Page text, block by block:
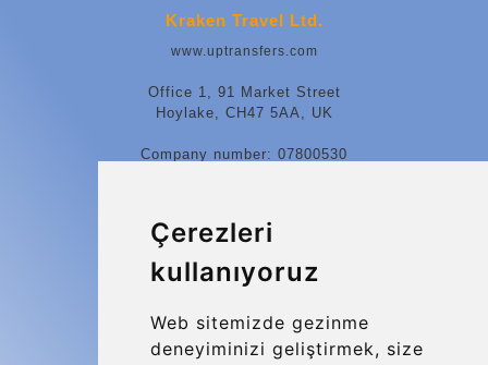
Çerezleri
kullanıyoruz
Web sitemizde gezinme
deneyiminizi geliştirmek, size
Kraken Travel Ltd.
www.uptransfers.com
Office 1, 91 Market Street
Hoylake, CH47 5AA, UK
Company number: 07800530
More
Blog